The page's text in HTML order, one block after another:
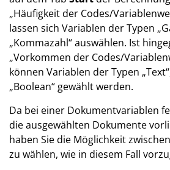
„Häufigkeit der Codes/
lassen sich Variablen der Typen
„Kommazahl“ auswählen. Ist
„Vorkommen der Codes/
können Variablen der Typen
„Boolean“ gewählt werden.
Da bei einer Dokumentvariablen
die ausgewählten Dokumente
haben Sie die Möglichkeit
zu wählen, wie in diesem Fall